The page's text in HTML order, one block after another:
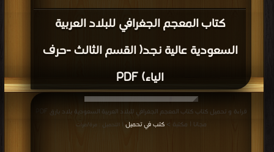
كتاب المعجم الجغرافي للبلاد العربية
السعودية عالية نجد( القسم الثالث -حرف
الياء) PDF
مجانا | مكتبة >كتب في تحميل | التحميل : مرة/مرات